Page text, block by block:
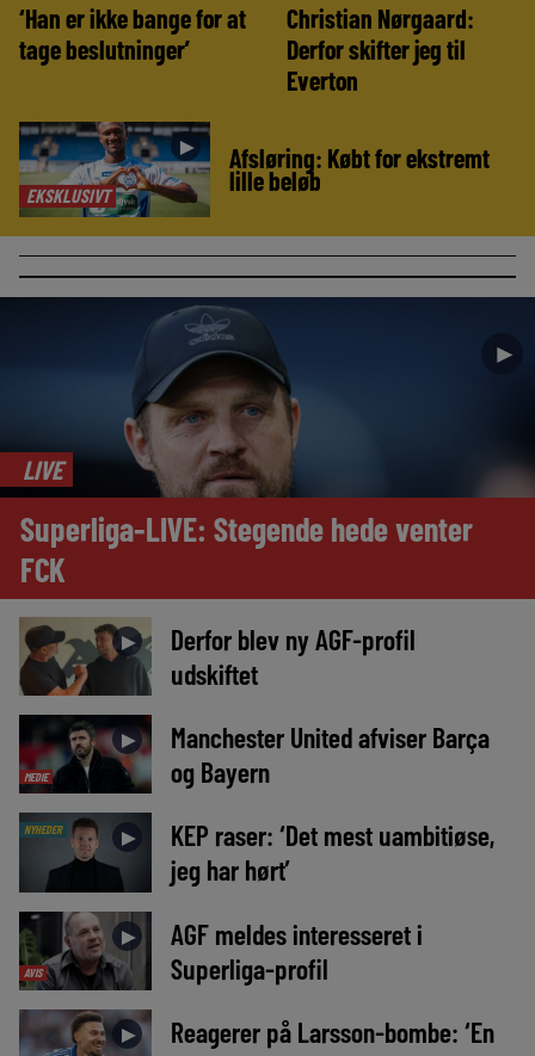
‘Han er ikke bange for at
tage beslutninger’
Christian Nørgaard:
Derfor skifter jeg til
Everton
EKSKLUSIVT
► Afsløring: Købt for ekstremt
lille beløb
►
LIVE
Superliga-LIVE: Stegende hede venter
FCK
►
Derfor blev ny AGF-profil
udskiftet
MEDIE
►
Manchester United afviser Barça
og Bayern
NYHEDER ►
KEP raser: ‘Det mest uambitiøse,
jeg har hørt’
AVIS
►
AGF meldes interesseret i
Superliga-profil
►
Reagerer på Larsson-bombe: ‘En